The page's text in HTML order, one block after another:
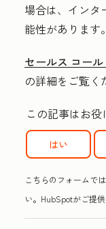
場合は、インタ
能性があります。
セールス コー
の詳細をご覧く
この記事はお
はい
こちらのフォームで
い。HubSpotがご提